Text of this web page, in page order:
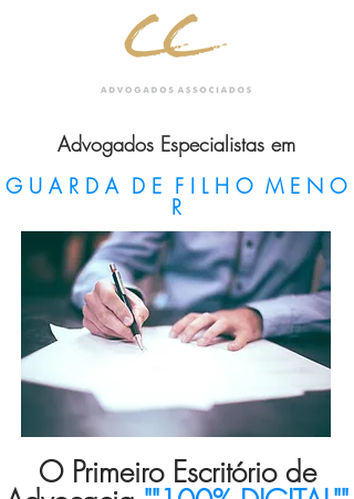
Advogados Especialistas em
G U A R D A D E F I L H O M E N O
R
O Primeiro Escritório de